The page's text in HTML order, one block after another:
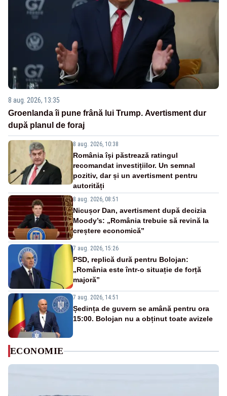
8 aug. 2026, 13:35
Groenlanda îi pune frână lui Trump. Avertisment dur
după planul de foraj
8 aug. 2026, 10:38
România își păstrează ratingul
recomandat investițiilor. Un semnal
pozitiv, dar și un avertisment pentru
autorități
8 aug. 2026, 08:51
Nicușor Dan, avertisment după decizia
Moody’s: „România trebuie să revină la
creștere economică”
7 aug. 2026, 15:26
PSD, replică dură pentru Bolojan:
„România este într-o situație de forță
majoră”
7 aug. 2026, 14:51
Ședința de guvern se amână pentru ora
15:00. Bolojan nu a obținut toate avizele
ECONOMIE